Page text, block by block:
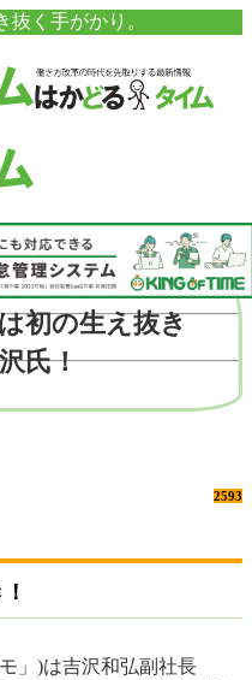
く手がかり。
初の生え抜き
氏！
2593
」)は吉沢和弘副社長